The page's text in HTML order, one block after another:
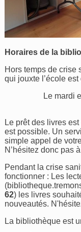
Horaires de la
Hors temps de crise
qui jouxte l’école est
Le mardi
Le prêt des livres
est possible. Un
simple appel de
N’hésitez donc pas
Pendant la crise
fonctionner : Les
(
62) les livres
nouveautés.
La bibliothèque est